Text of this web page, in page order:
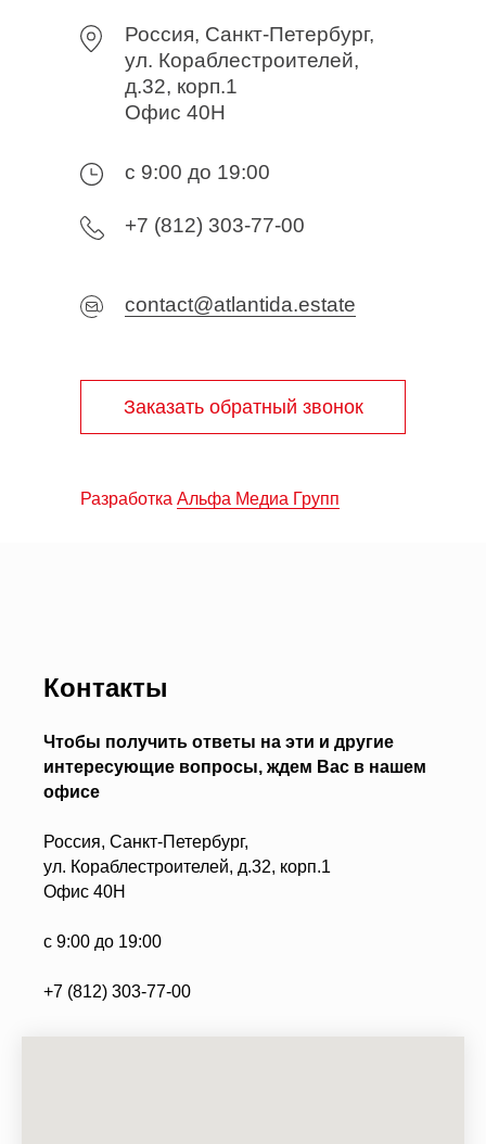
Россия, Санкт-Петербург,
ул. Кораблестроителей,
д.32, корп.1
Офис 40Н
с 9:00 до 19:00
+7 (812) 303-77-00
contact@atlantida.estate
Разработка Альфа Медиа Групп
Заказать обратный звонок
Контакты
Чтобы получить ответы на эти и другие
интересующие вопросы, ждем Вас в нашем
офисе
Россия, Санкт-Петербург,
ул. Кораблестроителей, д.32, корп.1
Офис 40Н
с 9:00 до 19:00
+7 (812) 303-77-00